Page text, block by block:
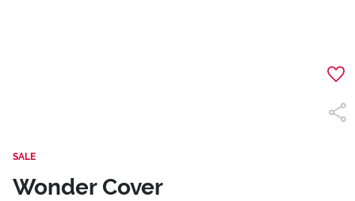
SALE
Wonder Cover